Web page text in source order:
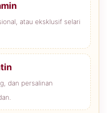
atau eksklusif selari
dan persalinan